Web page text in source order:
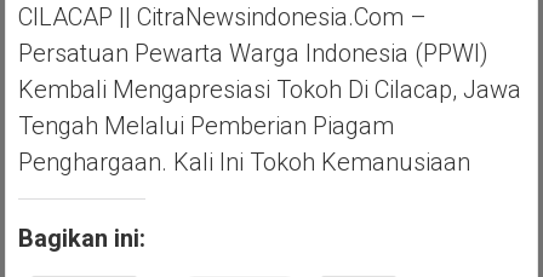
CILACAP || CitraNewsindonesia.com –
Persatuan Pewarta Warga Indonesia (PPWI)
Kembali Mengapresiasi Tokoh Di Cilacap, Jawa
Tengah Melalui Pemberian Piagam
Penghargaan. Kali Ini Tokoh Kemanusiaan
Bagikan ini: